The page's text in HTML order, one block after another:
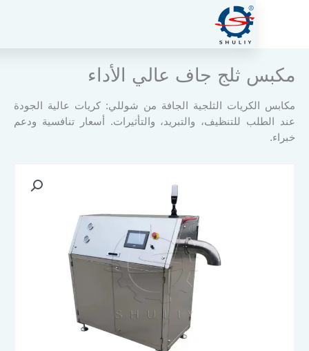
جاف عالي الأداء
الثلجية الجافة من شوللي: كريات عالية الجودة
للتنظيف، والتبريد، والتأثيرات. أسعار تنافسية ودعم